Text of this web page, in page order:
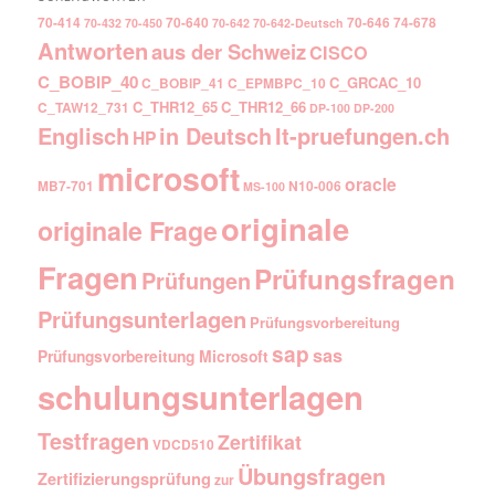
70-414 70-432 70-450 70-640 70-642 70-642-Deutsch 70-646 74-678
Antwortenaus der SchweizCISCO
C_BOBIP_40C_BOBIP_41 C_EPMBPC_10 C_GRCAC_10
C_TAW12_731 C_THR12_65C_THR12_66 DP-100 DP-200
Englisch HPin DeutschIt-pruefungen.ch
MB7-701 microsoft MS-100 N10-006 oracle
originale Frageoriginale
Fragen Prüfungen Prüfungsfragen
Prüfungsunterlagen Prüfungsvorbereitung
Prüfungsvorbereitung Microsoft sapsas
schulungsunterlagen
Testfragen VDCD510 Zertifikat
Zertifizierungsprüfung zur Übungsfragen